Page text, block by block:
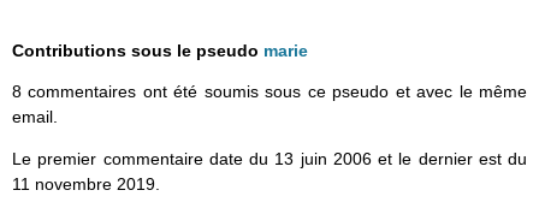
Contributions sous le pseudo marie
8 commentaires ont été soumis sous ce pseudo et avec le même
email.
Le premier commentaire date du 13 juin 2006 et le dernier est du
11 novembre 2019.